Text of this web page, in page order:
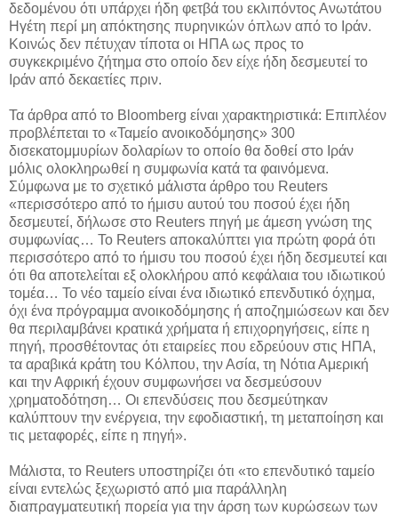
δεδομένου ότι υπάρχει ήδη φετβά του εκλιπόντος Ανωτάτου
Ηγέτη περί μη απόκτησης πυρηνικών όπλων από το Ιράν.
Κοινώς δεν πέτυχαν τίποτα οι ΗΠΑ ως προς το
συγκεκριμένο ζήτημα στο οποίο δεν είχε ήδη δεσμευτεί το
Ιράν από δεκαετίες πριν.
Τα άρθρα από το Bloomberg είναι χαρακτηριστικά: Επιπλέον
προβλέπεται το «Ταμείο ανοικοδόμησης» 300
δισεκατομμυρίων δολαρίων το οποίο θα δοθεί στο Ιράν
μόλις ολοκληρωθεί η συμφωνία κατά τα φαινόμενα.
Σύμφωνα με το σχετικό μάλιστα άρθρο του Reuters
«περισσότερο από το ήμισυ αυτού του ποσού έχει ήδη
δεσμευτεί, δήλωσε στο Reuters πηγή με άμεση γνώση της
συμφωνίας… Το Reuters αποκαλύπτει για πρώτη φορά ότι
περισσότερο από το ήμισυ του ποσού έχει ήδη δεσμευτεί και
ότι θα αποτελείται εξ ολοκλήρου από κεφάλαια του ιδιωτικού
τομέα… Το νέο ταμείο είναι ένα ιδιωτικό επενδυτικό όχημα,
όχι ένα πρόγραμμα ανοικοδόμησης ή αποζημιώσεων και δεν
θα περιλαμβάνει κρατικά χρήματα ή επιχορηγήσεις, είπε η
πηγή, προσθέτοντας ότι εταιρείες που εδρεύουν στις ΗΠΑ,
τα αραβικά κράτη του Κόλπου, την Ασία, τη Νότια Αμερική
και την Αφρική έχουν συμφωνήσει να δεσμεύσουν
χρηματοδότηση… Οι επενδύσεις που δεσμεύτηκαν
καλύπτουν την ενέργεια, την εφοδιαστική, τη μεταποίηση και
τις μεταφορές, είπε η πηγή».
Μάλιστα, το Reuters υποστηρίζει ότι «το επενδυτικό ταμείο
είναι εντελώς ξεχωριστό από μια παράλληλη
διαπραγματευτική πορεία για την άρση των κυρώσεων των